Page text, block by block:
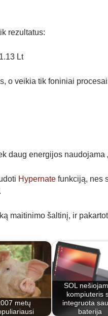
rezultatus:
Lt
o veikia tik foniniai
daug energijos naudojama
Hypernate funkciją, nes
maitinimo šaltinį, ir
metų
SOL
kompiuteris
integruota
baterija